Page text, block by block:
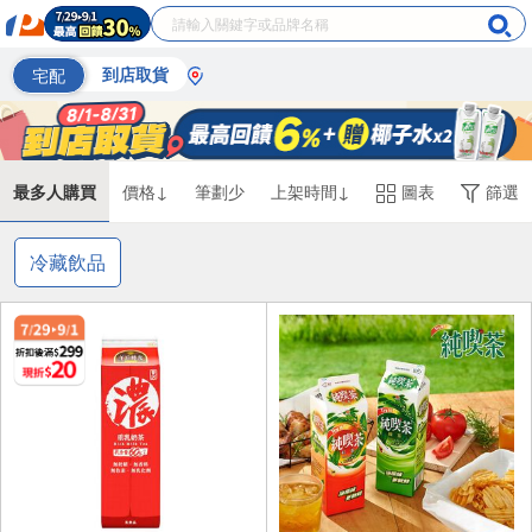
宅配 到店取貨
最多人購買 價格↓ 筆劃少 上架時間↓ 圖表 篩選
冷藏飲品